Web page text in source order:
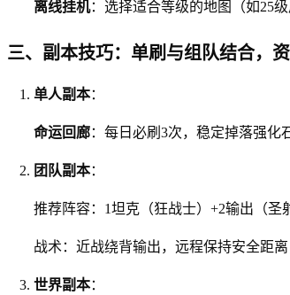
离线挂机：选择适合等级的地图（如25
三、副本技巧：单刷与组队结合，
单人副本：
命运回廊：每日必刷3次，稳定掉落强化
团队副本：
推荐阵容：1坦克（狂战士）+2输出（圣
战术：近战绕背输出，远程保持安全距
世界副本：